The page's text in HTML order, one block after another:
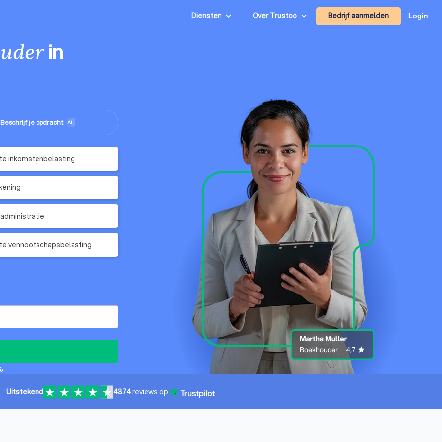
Diensten Over Trustoo Bedrijf aanmelden Login
in
Beschrijf je opdracht AI
inkomstenbelasting
vennootschapsbelasting
Uitstekend 4374reviews op